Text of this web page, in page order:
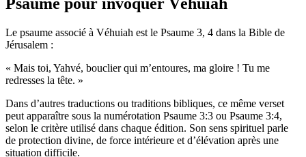
Le psaume associé à Véhuiah est le Psaume 3, 4 dans la Bible de
Jérusalem :
« Mais toi, Yahvé, bouclier qui m’entoures, ma gloire ! Tu me
redresses la tête. »
Dans d’autres traductions ou traditions bibliques, ce même verset
peut apparaître sous la numérotation Psaume 3:3 ou Psaume 3:4,
selon le critère utilisé dans chaque édition. Son sens spirituel parle
de protection divine, de force intérieure et d’élévation après une
situation difficile.